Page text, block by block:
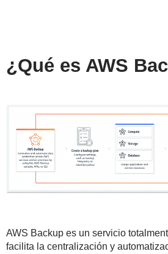
¿Qué es AWS
AWS Backup es un servicio
facilita la centralización y